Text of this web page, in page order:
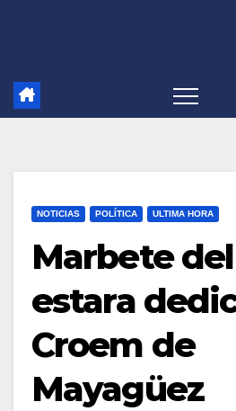
NOTICIAS POLÍTICA ULTIMA HORA
Marbete del
estara
Croem de
Mayagüez